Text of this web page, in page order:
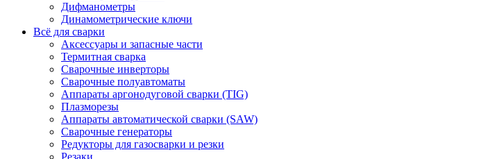
Дифманометры
Динамометрические ключи
Всё для сварки
Аксессуары и запасные части
Термитная сварка
Сварочные инверторы
Сварочные полуавтоматы
Аппараты аргонодуговой сварки (TIG)
Плазморезы
Аппараты автоматической сварки (SAW)
Сварочные генераторы
Редукторы для газосварки и резки
Резаки